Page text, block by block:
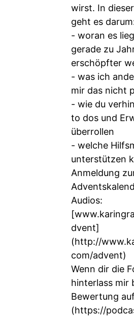
wirst. In
geht es
- woran es
gerade zu
erschöpfter
- was ich
mir das nicht
- wie du
to dos und
überrollen
- welche
unterstützen
Anmeldung
Audios:
[
dvent]
(http://
com/advent)
Wenn dir die
hinterlass mir
Bewertung
(https://